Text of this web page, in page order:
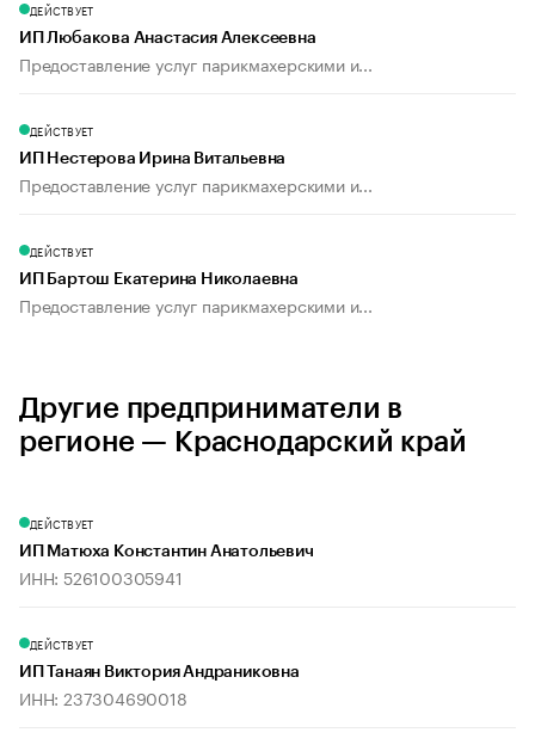
ДЕЙСТВУЕТ
ИП Любакова Анастасия Алексеевна
Предоставление услуг парикмахерскими и...
ДЕЙСТВУЕТ
ИП Нестерова Ирина Витальевна
Предоставление услуг парикмахерскими и...
ДЕЙСТВУЕТ
ИП Бартош Екатерина Николаевна
Предоставление услуг парикмахерскими и...
Другие предприниматели в
регионе — Краснодарский край
ДЕЙСТВУЕТ
ИП Матюха Константин Анатольевич
ИНН: 526100305941
ДЕЙСТВУЕТ
ИП Танаян Виктория Андраниковна
ИНН: 237304690018